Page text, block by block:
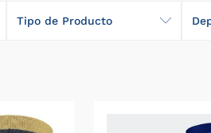
Tipo de Producto .
niños